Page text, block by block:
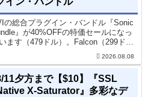
の総合プラグイン・バンドル『Sonic
』が40%OFFの特価セールになっ
ます（479ドル）。Falcon（299ド
）も入っています。UVI Sonic Bundle
- 40% OFF＊セール終了予定日：...
2026.08.08
11夕方まで【$10】『SSL
X-Saturator』多彩なデ